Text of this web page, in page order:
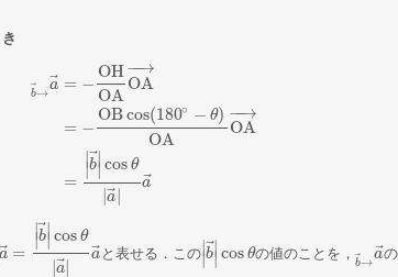
b⃗→
a = −
OH
OA
OA
−→
−
= −
OBcos(180∘ − θ)
OA
OA
−→
−
=
∣
∣b⃗∣
∣ cos θ
|a ⃗
a⃗
a→= OA→ cos(180
a⃗ =
∣
∣b⃗
∣
∣ cos θ
a⃗
a ⃗
→a→=|b→|cosθ|a→|a→
と表せる．この∣
∣b⃗∣
∣ cos θ
|b→|cosθの値のことを，
b→
a⃗
b →→の